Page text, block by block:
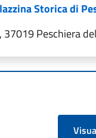
Storica di
37019 Peschiera